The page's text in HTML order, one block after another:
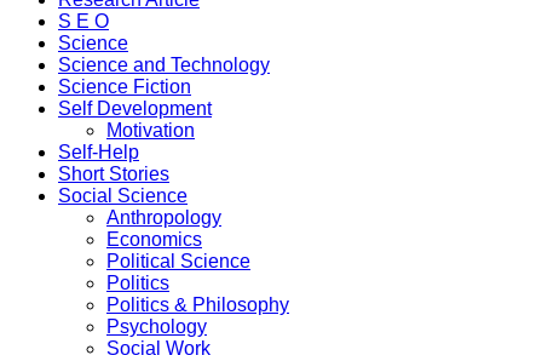
S E O
Science
Science and Technology
Science Fiction
Self Development
Motivation
Self-Help
Short Stories
Social Science
Anthropology
Economics
Political Science
Politics
Politics & Philosophy
Psychology
Social Work